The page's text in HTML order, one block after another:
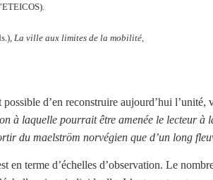
La ville aux limites de la mobilité
d’en reconstruire aujourd’hui l’unité,
à laquelle pourrait être amenée le lecteur à
du maelström norvégien que d’un long
terme d’échelles d’observation. Le